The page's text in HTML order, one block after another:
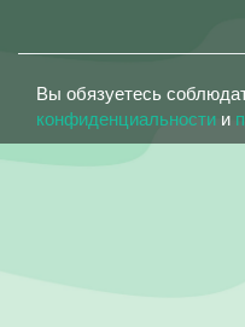
Вы обязуетесь
конфиденциальности и